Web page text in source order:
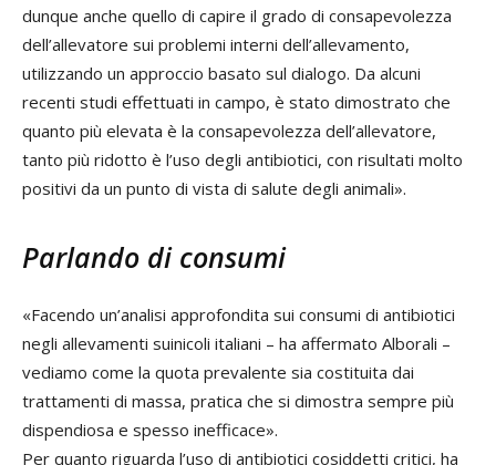
dunque anche quello di capire il grado di consapevolezza
dell’allevatore sui problemi interni dell’allevamento,
utilizzando un approccio basato sul dialogo. Da alcuni
recenti studi effettuati in campo, è stato dimostrato che
quanto più elevata è la consapevolezza dell’allevatore,
tanto più ridotto è l’uso degli antibiotici, con risultati molto
positivi da un punto di vista di salute degli animali».
Parlando di consumi
«Facendo un’analisi approfondita sui consumi di antibiotici
negli allevamenti suinicoli italiani – ha affermato Alborali –
vediamo come la quota prevalente sia costituita dai
trattamenti di massa, pratica che si dimostra sempre più
dispendiosa e spesso inefficace».
Per quanto riguarda l’uso di antibiotici cosiddetti critici, ha